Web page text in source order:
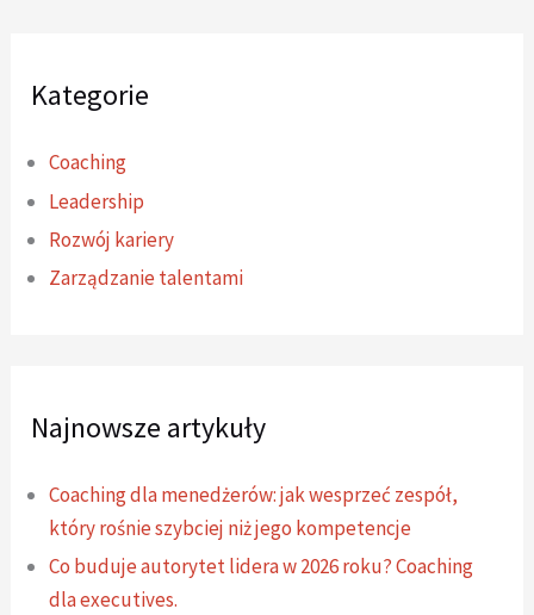
Kategorie
Coaching
Leadership
Rozwój kariery
Zarządzanie talentami
Najnowsze artykuły
Coaching dla menedżerów: jak wesprzeć zespół,
który rośnie szybciej niż jego kompetencje
Co buduje autorytet lidera w 2026 roku? Coaching
dla executives.